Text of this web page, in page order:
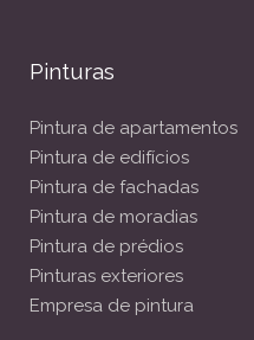
Pinturas
Pintura de apartamentos
Pintura de edifícios
Pintura de fachadas
Pintura de moradias
Pintura de prédios
Pinturas exteriores
Empresa de pintura